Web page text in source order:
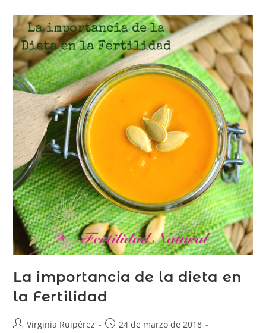
La importancia de la dieta en
la Fertilidad
Virginia Ruipérez
24 de marzo de 2018